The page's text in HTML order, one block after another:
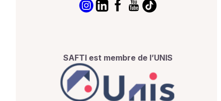
SAFTI est membre de l’UNIS